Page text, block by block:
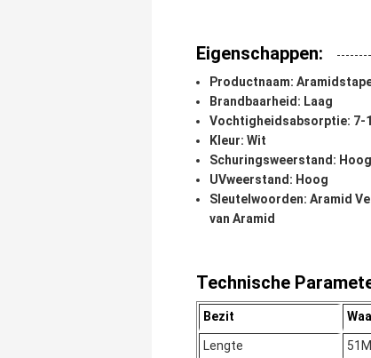
Eigenschappen:
Productnaam:
Brandbaarheid: Laag
Vochtigheidsabsorptie: 7-
Kleur: Wit
Schuringsweerstand: Hoog
UVweerstand: Hoog
Sleutelwoorden: Aramid
van Aramid
Technische
Bezit
Lengte